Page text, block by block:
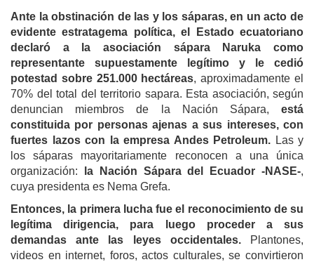
Ante la obstinación de las y los sáparas, en un acto de
evidente estratagema política, el Estado ecuatoriano
declaró a la asociación sápara
Naruka como
representante supuestamente legítimo y le cedió
potestad sobre 251.000 hectáreas, aproximadamente el
70% del total del territorio sapara. Esta asociación, según
denuncian miembros de la Nación Sápara, está
constituida por personas ajenas a sus intereses, con
fuertes lazos con la empresa Andes Petroleum. Las y
los sáparas mayoritariamente reconocen a una única
organización:
la Nación Sápara del Ecuador -NASE-,
cuya presidenta es Nema Grefa.
Entonces, la primera lucha fue el reconocimiento de su
legítima dirigencia, para luego proceder a sus
demandas ante las leyes occidentales.Plantones,
videos en internet, foros, actos culturales, se convirtieron